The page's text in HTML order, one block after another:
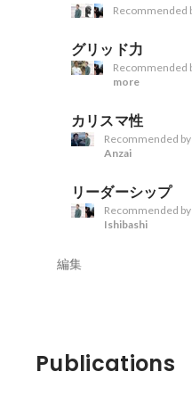
Recommended
グリッド力
Recommended
more
カリスマ性
Recommended by
Anzai
リーダーシップ
Recommended by
Ishibashi
編集
Publications